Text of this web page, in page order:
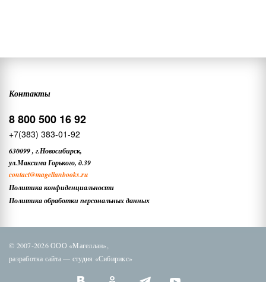
Контакты
8 800 500 16 92
+7(383) 383-01-92
630099, г.Новосибирск,
ул.Максима Горького, д.39
contact@magellanbooks.ru
Политика конфиденциальности
Политика обработки персональных данных
© 2007-2026 ООО «Магеллан»,
разработка сайта — студия «Сибирикс»